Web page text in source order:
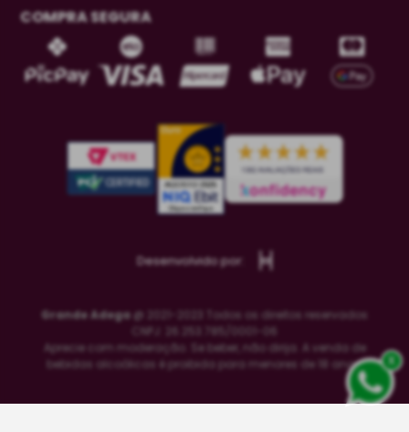
x
COMPRA SEGURA
Desenvolvido por:
Grande Adega @ 2021-2023 Todos os direitos reservados
CNPJ: 26.253.785/0001-06
Aprecie com moderação. Se beber, não dirija. A venda de
bebidas alcoólicas é proibida para menores de 18 anos.